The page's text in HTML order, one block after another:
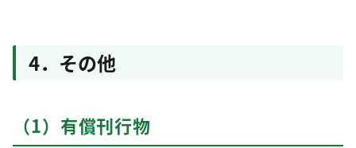
4．その他
（1）有償刊行物